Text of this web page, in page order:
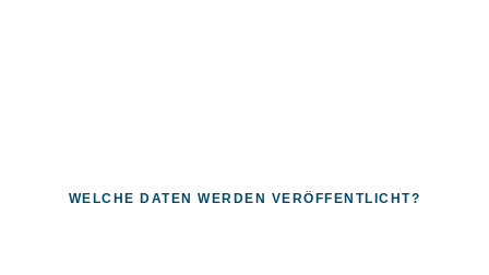
WELCHE DATEN WERDEN VERÖFFENTLICHT?